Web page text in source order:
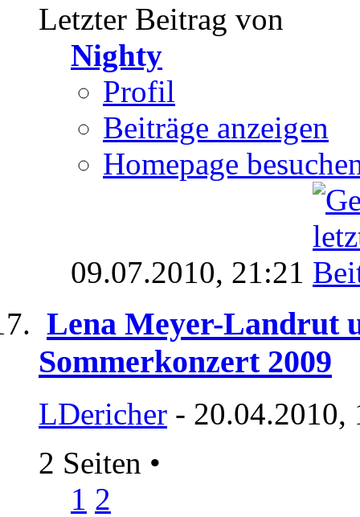
Letzter Beitrag von
Nighty
Profil
Beiträge anzeigen
Homepage
09.07.2010, 21:21
Lena Meyer-Landrut
Sommerkonzert 2009
LDericher - 20.04.2010,
2 Seiten •
1 2